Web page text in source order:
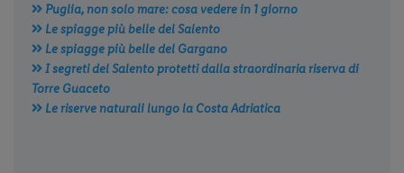
Puglia, non solo mare: cosa vedere in 1 giorno
Le spiagge più belle del Salento
Le spiagge più belle del Gargano
I segreti del Salento protetti dalla straordinaria riserva di
Torre Guaceto
Le riserve naturali lungo la Costa Adriatica